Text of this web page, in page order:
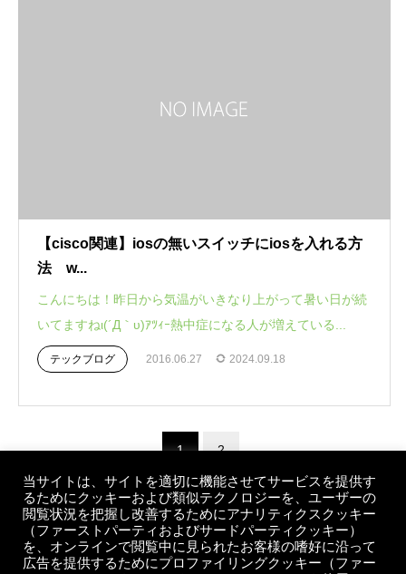
【cisco関連】iosの無いスイッチにiosを入れる方
法 w...
こんにちは！昨日から気温がいきなり上がって暑い日が続
いてますねι(´Д｀υ)ｱﾂｨｰ熱中症になる人が増えている...
テックブログ 2016.06.27 2024.09.18
1 2
当サイトは、サイトを適切に機能させてサービスを提供す
るためにクッキーおよび類似テクノロジーを、ユーザーの
閲覧状況を把握し改善するためにアナリティクスクッキー
（ファーストパーティおよびサードパーティクッキー）
を、オンラインで閲覧中に見られたお客様の嗜好に沿って
広告を提供するためにプロファイリングクッキー（ファー